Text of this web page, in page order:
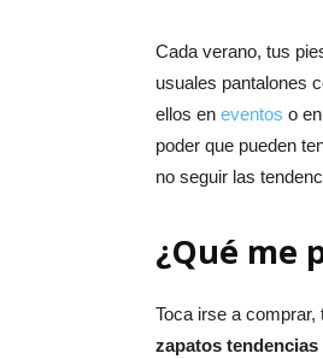
Cada verano, tus
usuales pantalones
ellos en eventos o
poder que pueden
no seguir las
¿Qué me
Toca irse a
zapatos tendencias